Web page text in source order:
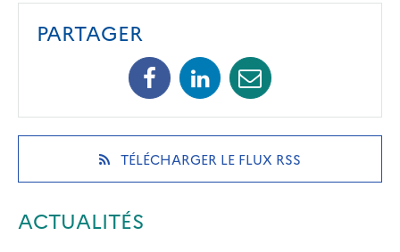
PARTAGER
Facebook
(opens
a
new
tab)
Linkedin
(opens
a
new
tab)
Mail
(opens
a
new
tab)
TÉLÉCHARGER LE FLUX RSS(OPENS
ACTUALITÉS